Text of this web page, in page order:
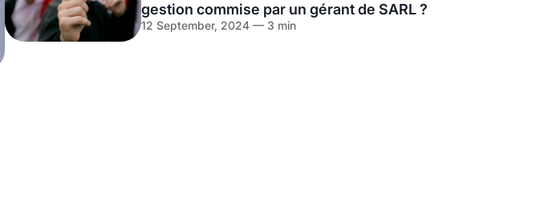
gestion commise par un gérant de SARL ?
12 September, 2024 — 3 min